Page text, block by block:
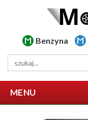
Benzyna
MENU